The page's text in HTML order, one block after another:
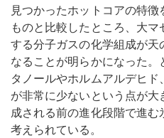
見つかったホットコアの特
ものと比較したところ、大
する分子ガスの化学組成が
なることが明らかになった
タノールやホルムアルデヒ
が非常に少ないという点が
成される前の進化段階で進
考えられている。